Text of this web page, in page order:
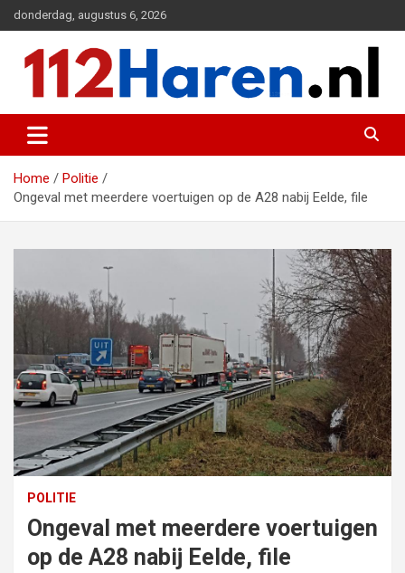
naar
inhoud
donderdag, augustus 6, 2026
112 Haren.nl
Home
Politie
Ongeval met meerdere voertuigen op de A28 nabij Eelde, file
POLITIE
Ongeval met meerdere voertuigen
op de A28 nabij Eelde, file